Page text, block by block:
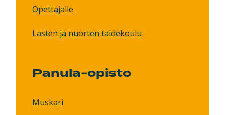
Opettajalle
Lasten ja nuorten taidekoulu
Panula-opisto
Muskari